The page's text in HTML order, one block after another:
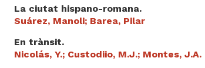
La ciutat hispano-romana.
Suárez, Manoli; Barea, Pilar
En trànsit.
Nicolás, Y.; Custodiio, M.J.; Montes, J.A.